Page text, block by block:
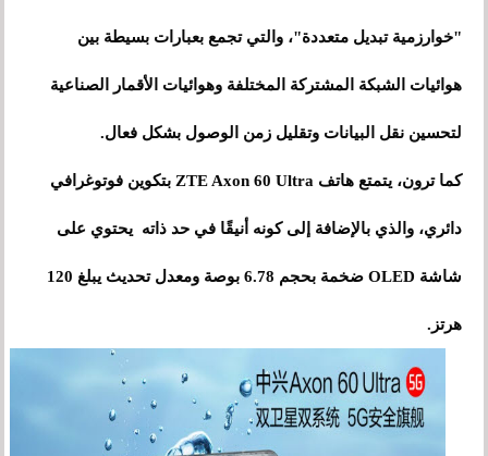
"خوارزمية تبديل متعددة"، والتي تجمع بعبارات بسيطة بين
هوائيات الشبكة المشتركة المختلفة وهوائيات الأقمار الصناعية
لتحسين نقل البيانات وتقليل زمن الوصول بشكل فعال.
كما ترون، يتمتع هاتف ZTE Axon 60 Ultra بتكوين فوتوغرافي
دائري، والذي بالإضافة إلى كونه أنيقًا في حد ذاته يحتوي على
شاشة OLED ضخمة بحجم 6.78 بوصة ومعدل تحديث يبلغ 120
هرتز.